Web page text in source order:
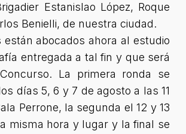
Estanislao López, Roque
Benielli, de nuestra ciudad.
están abocados ahora al estudio
entregada a tal fin y que será
La primera ronda se
días 5, 6 y 7 de agosto a las 11
Perrone, la segunda el 12 y 13
misma hora y lugar y la final se